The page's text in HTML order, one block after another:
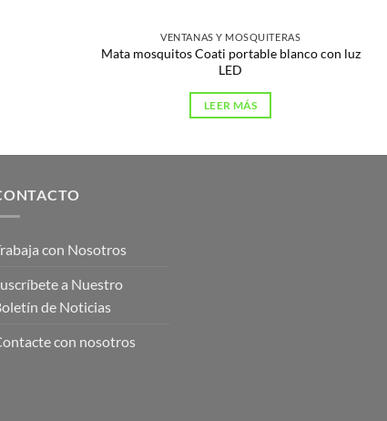
VENTANAS Y MOSQUITERAS
Mata mosquitos Coati portable blanco con luz
LED
LEER MÁS
con Nosotros
a Nuestro
de Noticias
con nosotros